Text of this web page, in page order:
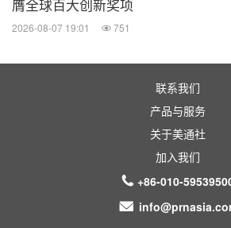
膺全球百大创新奖项
2026-08-07 19:01 751
联系我们
产品与服务
关于美通社
加入我们
+86-010-